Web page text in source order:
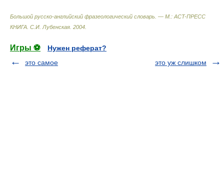
Большой русско-английский фразеологический словарь. — М.: ACT-ПРЕСС
КНИГА С.И. Лубенская 2004
Игры ⚽
Нужен реферат?
это самое
это уж слишком